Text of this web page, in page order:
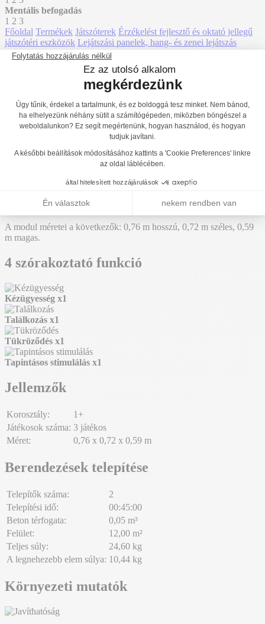
Mentális befogadás
1 2 3
Főoldal Termékek Játszóterek Érzékelést fejlesztő és oktató jellegű
játszótéri eszközök Lejátszási panelek, hang- és zenei lejátszás
J3403
J3402
J3403
Hozzáadás az árajánlathoz
Trombino Játszóasztal - Játszótéri panel kültéri
játszóterekre - J3403
A "Lejátszási panelek, hang- és zenei lejátszás" termékcsaládunkban
létrehoztuk a referencia J3403. Ez a modul 1 év-ről érhető el.
Legfeljebb 3 játékos befogadására alkalmas.
A modul méretei a következők: 0,76 m hosszú, 0,72 m széles, 0,59
m magas.
4 szórakoztató funkció
Kézügyesség x1
Találkozás x1
Tükröződés x1
Tapintásos stimulálás x1
Jellemzők
Korosztály:
1+
Játékosok száma: 3 játékos
Méret:
0,76 x 0,72 x 0,59 m
Berendezések telepítése
Telepítők száma:
2
Telepítési idő:
00:45:00
Beton térfogata:
0,05 m³
Felület:
12,00 m²
Teljes súly:
24,60 kg
A legnehezebb elem súlya: 10,44 kg
Környezeti mutatók